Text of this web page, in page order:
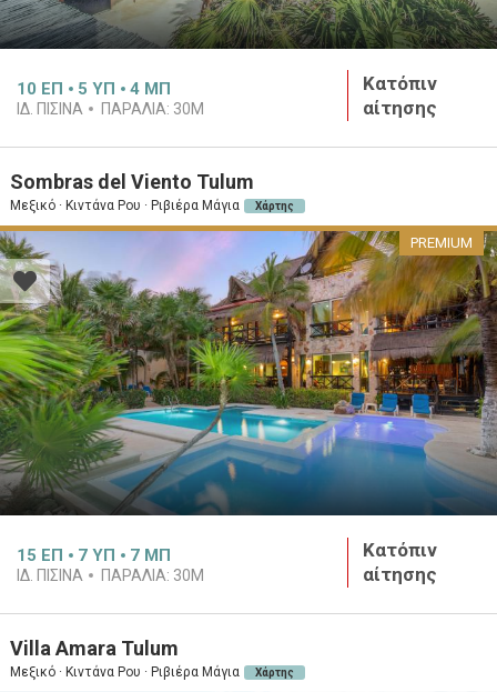
10 ΕΠ 5 ΥΠ 4 ΜΠ
ΙΔ. ΠΙΣΊΝΑ ΠΑΡΑΛΊΑ: 30M
Κατόπιν
αίτησης
Sombras del Viento Tulum
Μεξικό · Κιντάνα Ρου · Ριβιέρα Μάγια Χάρτης
PREMIUM
15 ΕΠ 7 ΥΠ 7 ΜΠ
ΙΔ. ΠΙΣΊΝΑ ΠΑΡΑΛΊΑ: 30M
Κατόπιν
αίτησης
Villa Amara Tulum
Μεξικό · Κιντάνα Ρου · Ριβιέρα Μάγια Χάρτης